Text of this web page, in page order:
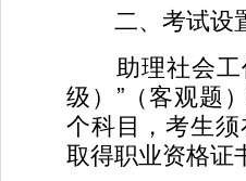
二、考试设
助理社会工
级）”（客观题
个科目，考生
取得职业资格证